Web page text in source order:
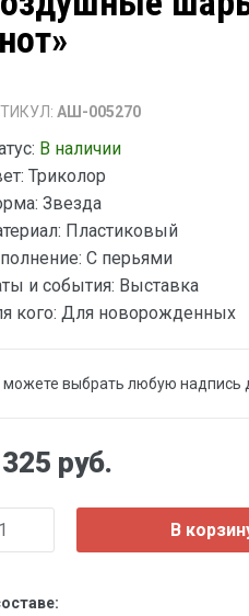
АШ-005270
В наличии
Триколор
Звезда
Пластиковый
С перьями
и события: Выставка
кого: Для новорожденных
выбрать любую надпись
руб.
В